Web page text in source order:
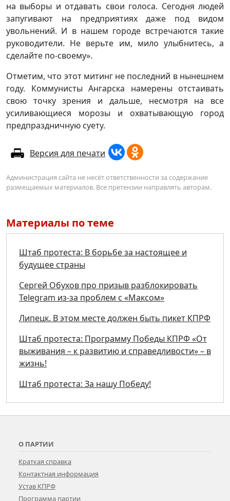
на выборы и отдавать свои голоса. Сегодня людей
запугивают на предприятиях даже под видом
увольнений. И в нашем городе встречаются такие
руководители. Не верьте им, мило улыбнитесь, а
сделайте по-своему».
Отметим, что этот митинг не последний в нынешнем
году. Коммунисты Ангарска намерены отстаивать
свою точку зрения и дальше, несмотря на все
усиливающиеся морозы и охватывающую город
предпраздничную суету.
Версия для печати
Администрация сайта не несёт ответственности за содержание
размещаемых материалов. Все претензии направлять авторам.
Материалы по теме
Штаб протеста: В борьбе за настоящее и
будущее страны
Сергей Обухов про призыв разблокировать
Telegram из-за проблем с «Максом»
Липецк. В этом месте должен быть пикет КПРФ
Штаб протеста: Программу Победы КПРФ «От
выживания – к развитию и справедливости» – в
жизнь!
Штаб протеста: За нашу Победу!
О ПАРТИИ
Краткая справка
Контактная информация
Устав КПРФ
Программа партии